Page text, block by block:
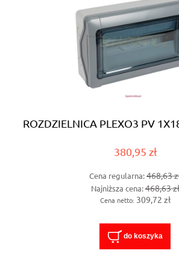
ROZDZIELNICA PLEXO3 PV
380,95 zł
Cena regularna:468,63
Najniższa cena:468,63 zł
Cena netto: 309,72 zł
do koszyka